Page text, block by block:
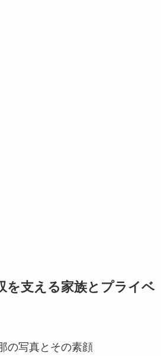
を支える家族とプライベ
の写真とその素顔